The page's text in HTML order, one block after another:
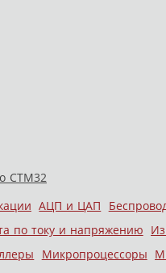
АЦП и ЦАП
по току и напряжению
Микропроцессоры